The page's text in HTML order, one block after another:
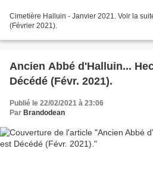
Cimetière Halluin - Janvier 2021. Voir la
(Février 2021).
Ancien Abbé d'Halluin...
Décédé (Févr. 2021).
Publié le 22/02/2021 à 23:06
Par Brandodean